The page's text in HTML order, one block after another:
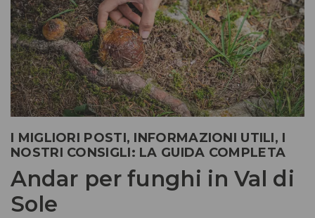
I MIGLIORI POSTI, INFORMAZIONI UTILI, I
NOSTRI CONSIGLI: LA GUIDA COMPLETA
Andar per funghi in Val di
Sole